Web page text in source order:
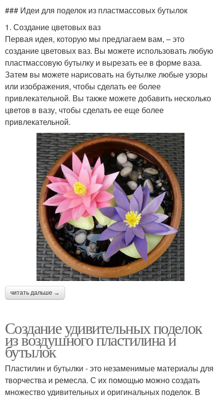
### Идеи для поделок из пластмассовых бутылок
1. Создание цветовых ваз
Первая идея, которую мы предлагаем вам, – это
создание цветовых ваз. Вы можете использовать любую
пластмассовую бутылку и вырезать ее в форме ваза.
Затем вы можете нарисовать на бутылке любые узоры
или изображения, чтобы сделать ее более
привлекательной. Вы также можете добавить несколько
цветов в вазу, чтобы сделать ее еще более
привлекательной.
читать дальше →
Создание удивительных поделок
из воздушного пластилина и
бутылок
Пластилин и бутылки - это незаменимые материалы для
творчества и ремесла. С их помощью можно создать
множество удивительных и оригинальных поделок. В